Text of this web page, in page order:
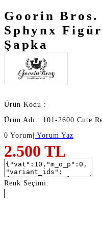
Goorin Bros.
Sphynx
Şapka
Ürün Kodu :
Ürün Adı : 101-2600 Cute
0 Yorum | Yorum Yaz
2.500 TL
Renk Seçimi: